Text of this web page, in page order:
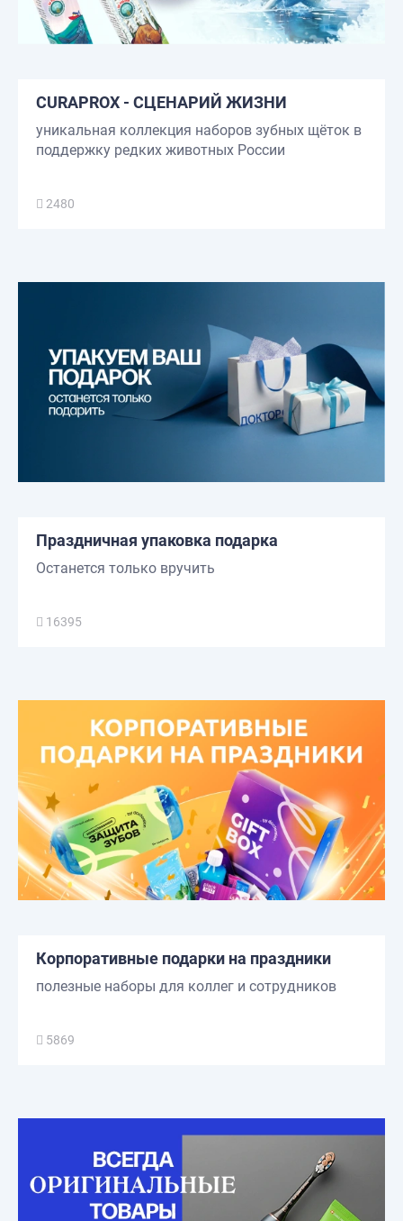
CURAPROX - СЦЕНАРИЙ ЖИЗНИ
уникальная коллекция наборов зубных щёток в
поддержку редких животных России
2480
Праздничная упаковка подарка
Останется только вручить
16395
Корпоративные подарки на праздники
полезные наборы для коллег и сотрудников
5869